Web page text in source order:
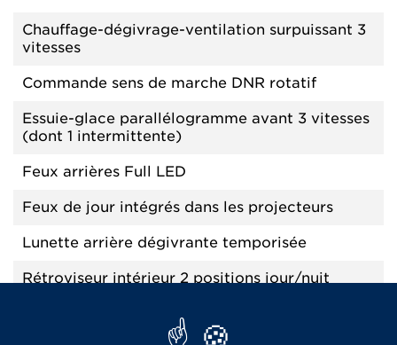
Chauffage-dégivrage-ventilation surpuissant 3
vitesses
Commande sens de marche DNR rotatif
Essuie-glace parallélogramme avant 3 vitesses
(dont 1 intermittente)
Feux arrières Full LED
Feux de jour intégrés dans les projecteurs
Lunette arrière dégivrante temporisée
Rétroviseur intérieur 2 positions jour/nuit
Rétroviseurs gauche et droit avec champs de
rétrovision agrandi réglables de l'intérieur